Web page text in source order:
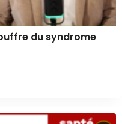
du syndrome